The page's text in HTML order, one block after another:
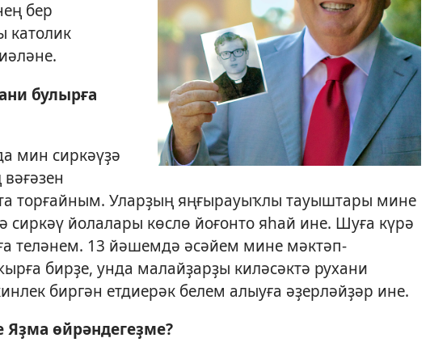
бер
католик
булырға
мин сиркәүҙә
торғайным. Уларҙың яңғырауыҡлы тауыштары мине
сиркәү йолалары көслө йоғонто яһай ине. Шуға күрә
теләнем. 13 йәшемдә әсәйем мине мәктәп-
бирҙе, унда малайҙарҙы киләсәктә рухани
биргән етдиерәк белем алыуға әҙерләйҙәр ине.
Яҙма өйрәндегеҙме?